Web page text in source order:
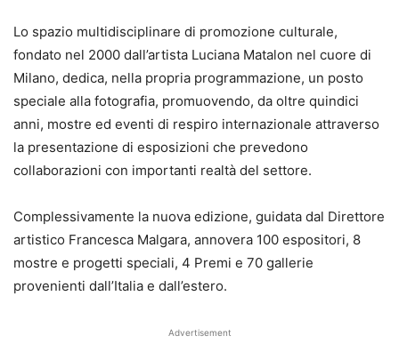
Lo spazio multidisciplinare di promozione culturale,
fondato nel 2000 dall’artista Luciana Matalon nel cuore di
Milano, dedica, nella propria programmazione, un posto
speciale alla fotografia, promuovendo, da oltre quindici
anni, mostre ed eventi di respiro internazionale attraverso
la presentazione di esposizioni che prevedono
collaborazioni con importanti realtà del settore.
Complessivamente la nuova edizione, guidata dal Direttore
artistico Francesca Malgara, annovera 100 espositori, 8
mostre e progetti speciali, 4 Premi e 70 gallerie
provenienti dall’Italia e dall’estero.
Advertisement